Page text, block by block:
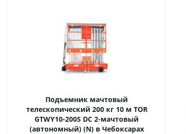
Подъемник мачтовый
телескопический 200 кг 10 м TOR
GTWY10-200S DC 2-мачтовый
(автономный) (N) в Чебоксарах